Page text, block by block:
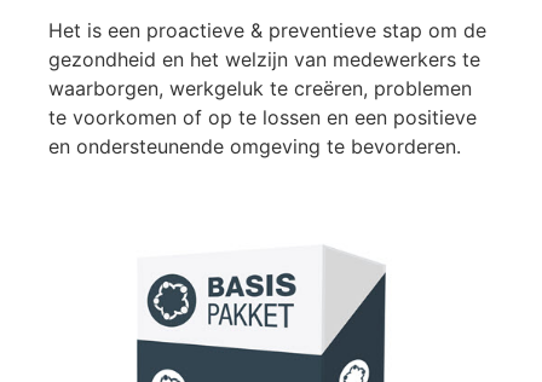
Het is een proactieve & preventieve stap om de
gezondheid en het welzijn van medewerkers te
waarborgen, werkgeluk te creëren, problemen
te voorkomen of op te lossen en een positieve
en ondersteunende omgeving te bevorderen.